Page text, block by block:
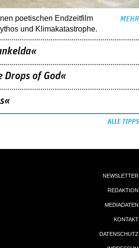
poetischen Endzeitfilm
und Klimakatastrophe.
MEHR
Drops of God«
ALLE TIPPS
NEWSLETTER
REDAKTION
MEDIADATEN
KONTAKT
DATENSCHUTZ